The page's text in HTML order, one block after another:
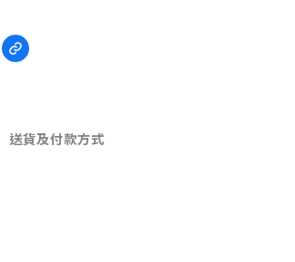
送貨及付款方式